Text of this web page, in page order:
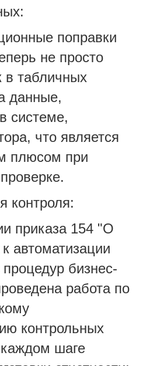
поправки
не просто
в табличных
данные,
системе,
что является
плюсом при
контроля:
приказа 154 "О
автоматизации
бизнес-
работа по
контрольных
шаге